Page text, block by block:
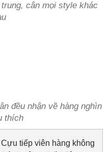
cân mọi style khác
đều nhận về hàng nghìn
thích
Cựu tiếp viên hàng không